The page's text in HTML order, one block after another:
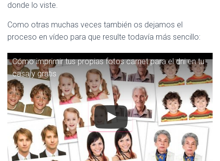
donde lo viste.
Como otras muchas veces también os dejamos el
proceso en vídeo para que resulte todavía más sencillo:
Cómo imprimir tus propias fotos carnet para el dni en tu
casa y gratis